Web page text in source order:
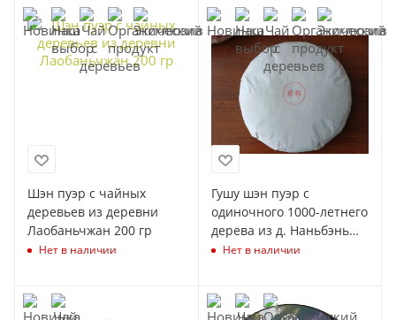
Шэн пуэр с чайных
деревьев из деревни
Лаобаньчжан 200 гр
Нет в наличии
Гушу шэн пуэр с
одиночного 1000-летнего
дерева из д. Наньбэнь
Лаочжай 200 гр
Нет в наличии